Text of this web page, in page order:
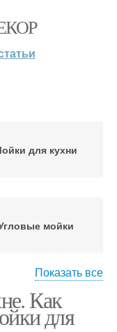
для кухни
мойки
мойки
Показать все
Как
для